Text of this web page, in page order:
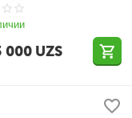
000 UZS